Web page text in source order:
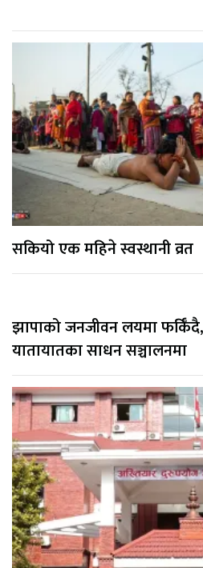
सकियो एक महिने स्वस्थानी व्रत
झापाको जनजीवन लयमा
यातायातका साधन सञ्चालनमा